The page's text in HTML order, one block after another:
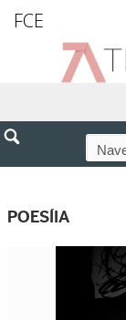
FCE
POESÍIA